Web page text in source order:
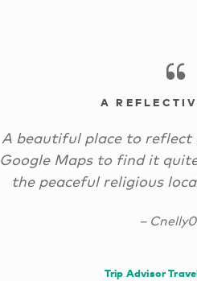
A
A beautiful place to reflect
Google Maps to find it
the peaceful religious
–
Trip Advisor